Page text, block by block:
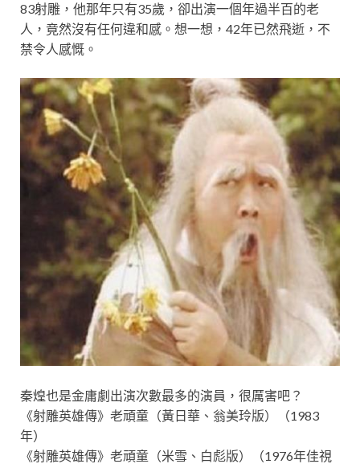
83射雕，他那年只有35歲，卻出演一個年過半百的老
人，竟然沒有任何違和感。想一想，42年已然飛逝，不
禁令人感慨。
秦煌也是金庸劇出演次數最多的演員，很厲害吧？
《射雕英雄傳》老頑童（黃日華、翁美玲版）（1983
年）
《射雕英雄傳》老頑童（米雪、白彪版）（1976年佳視